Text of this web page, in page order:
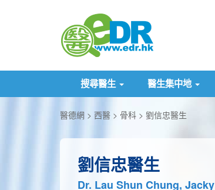
搜尋醫生 醫生集中地
醫德網 西醫 骨科 劉信忠醫生
劉信忠醫生
Dr. Lau Shun Chung, Jacky